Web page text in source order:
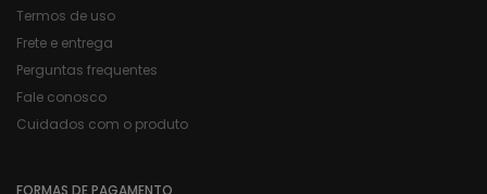
Termos de uso
Frete e entrega
Perguntas frequentes
Fale conosco
Cuidados com o produto